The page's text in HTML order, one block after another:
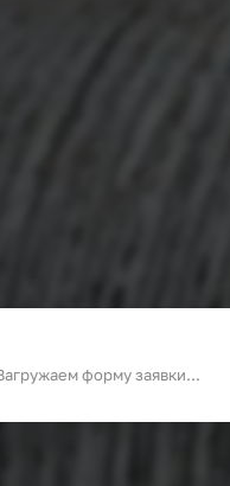
форму заявки...